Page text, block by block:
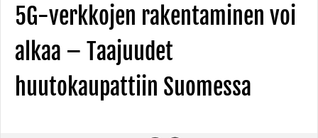
5G-verkkojen rakentaminen voi
alkaa – Taajuudet
huutokaupattiin Suomessa